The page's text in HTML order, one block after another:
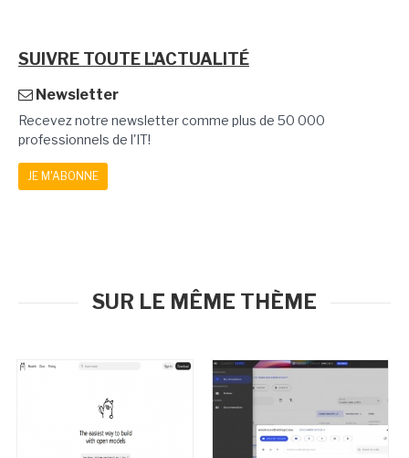
SUIVRE TOUTE L'ACTUALITÉ
Newsletter
Recevez notre newsletter comme plus de 50 000
professionnels de l'IT!
JE M'ABONNE
SUR LE MÊME THÈME